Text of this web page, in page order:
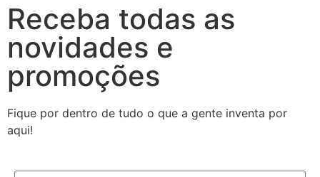
Receba todas as
novidades e
promoções
Fique por dentro de tudo o que a gente inventa por
aqui!